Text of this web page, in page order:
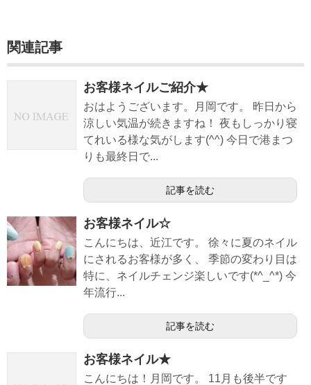
関連記事
お客様ネイルご紹介★
おはようございます。月岡です。 昨日から
涼しい気温が続きますね！ 夜もしっかり寝
てれいる様な気がします(^^) 今日で港まつ
りも最終日で...
記事を読む
お客様ネイル☆
こんにちは、近江です。 徐々に夏のネイル
にされるお客様が多く、 季節の変わり目は
特に、ネイルチェンジ楽しいです(*^_^*) 今
年流行...
記事を読む
お客様ネイル★
こんにちは！月岡です。 11月も後半です